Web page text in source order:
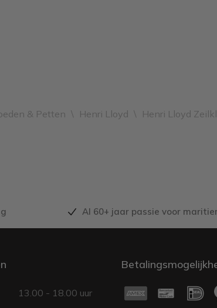
& Petten \ Henri Lloyd \ Henri Lloyd
Al 60+ jaar passie voor
13.00 - 18.00 uur